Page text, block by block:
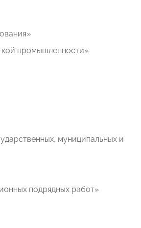
промышленности»
муниципальных и
подрядных работ»